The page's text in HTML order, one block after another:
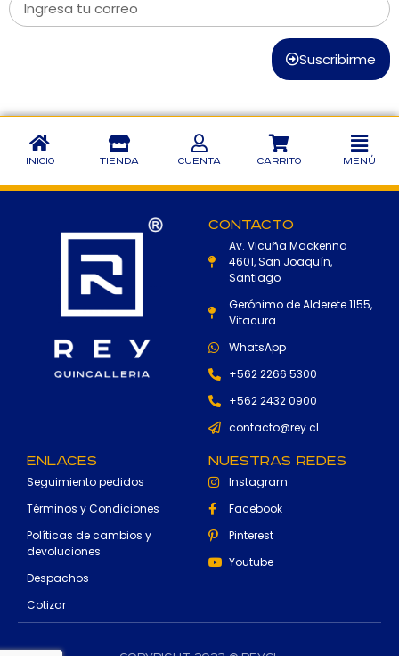
Suscribirme
Inicio Tienda Cuenta Carrito Menú
Contacto
Av. Vicuña Mackenna
4601, San Joaquín,
Santiago
Gerónimo de Alderete 1155,
Vitacura
WhatsApp
+562 2266 5300
+562 2432 0900
contacto@rey.cl
Enlaces
Seguimiento pedidos
Términos y Condiciones
Políticas de cambios y
devoluciones
Despachos
Cotizar
Nuestras Redes
Instagram
Facebook
Pinterest
Youtube